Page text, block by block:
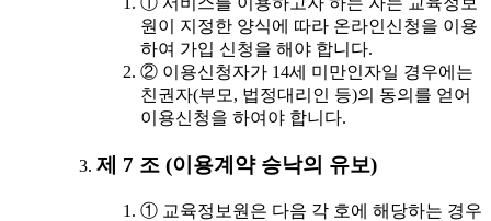
원이 지정한 양식에 따라 온라인신청을 이용
하여 가입 신청을 해야 합니다.
② 이용신청자가 14세 미만인자일 경우에는
친권자(부모, 법정대리인 등)의 동의를 얻어
이용신청을 하여야 합니다.
제 7 조 (이용계약 승낙의 유보)
① 교육정보원은 다음 각 호에 해당하는 경우